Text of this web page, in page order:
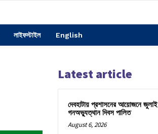
লাইফস্টাইল English
Latest article
দেবহাটায় প্রশাসনের আয়োজনে জুলাই
গনঅভ্যুত্থান দিবস পালিত
August 6, 2026